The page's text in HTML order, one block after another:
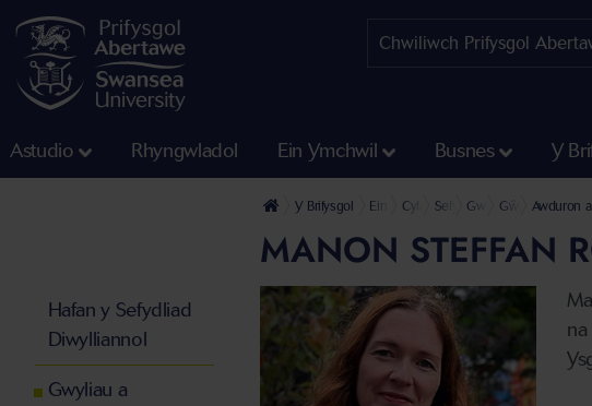
Astudio Rhyngwladol Ein Ymchwil Busnes Y
Y Brifysgol Ein Cyfadrannau
Cyfadran y Dyniaethau a'r
Sefydliad Diwylliannol
Gwyliau a
Gŵyl Awduron
MANON STEFFAN
Hafan y Sefydliad
Diwylliannol
Gwyliau a